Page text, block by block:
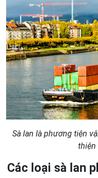
Sà lan là phương tiện
thiện
Các loại sà lan